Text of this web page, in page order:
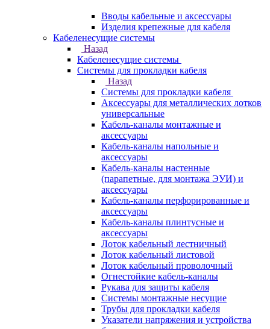
Вводы кабельные и аксессуары
Изделия крепежные для кабеля
Кабеленесущие системы
Назад
Кабеленесущие системы
Системы для прокладки кабеля
Назад
Системы для прокладки кабеля
Аксессуары для металлических лотков
универсальные
Кабель-каналы монтажные и
аксессуары
Кабель-каналы напольные и
аксессуары
Кабель-каналы настенные
(парапетные, для монтажа ЭУИ) и
аксессуары
Кабель-каналы перфорированные и
аксессуары
Кабель-каналы плинтусные и
аксессуары
Лоток кабельный лестничный
Лоток кабельный листовой
Лоток кабельный проволочный
Огнестойкие кабель-каналы
Рукава для защиты кабеля
Системы монтажные несущие
Трубы для прокладки кабеля
Указатели напряжения и устройства